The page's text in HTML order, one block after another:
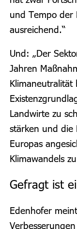
und Tempo der
ausreichend.“
Und: „Der
Jahren
Landwirte zu
stärken und die
Europas
Klimawandels
Gefragt ist
Edenhofer